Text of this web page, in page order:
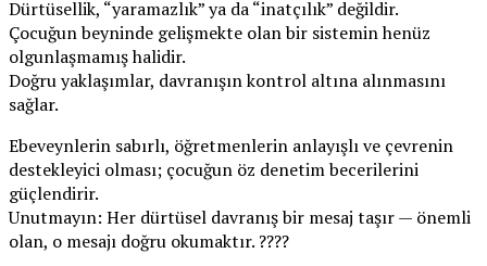
Dürtüsellik, “yaramazlık” ya da “inatçılık” değildir.
Çocuğun beyninde gelişmekte olan bir sistemin henüz
olgunlaşmamış halidir.
Doğru yaklaşımlar, davranışın kontrol altına alınmasını
sağlar.
Ebeveynlerin sabırlı, öğretmenlerin anlayışlı ve çevrenin
destekleyici olması; çocuğun öz denetim becerilerini
güçlendirir.
Unutmayın: Her dürtüsel davranış bir mesaj taşır — önemli
olan, o mesajı doğru okumaktır. ????